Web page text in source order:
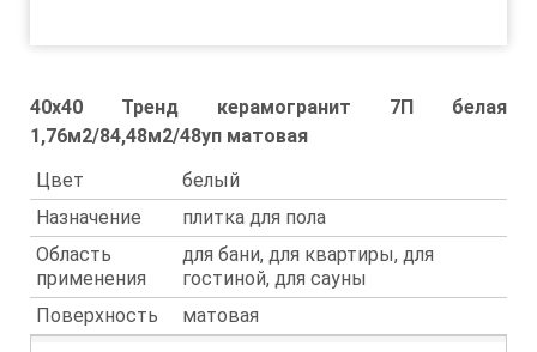
40x40 Тренд керамогранит 7П белая
1,76м2/84,48м2/48уп матовая
Цвет
белый
Назначение
плитка для пола
Область
применения
для бани, для квартиры, для
гостиной, для сауны
Поверхность
матовая